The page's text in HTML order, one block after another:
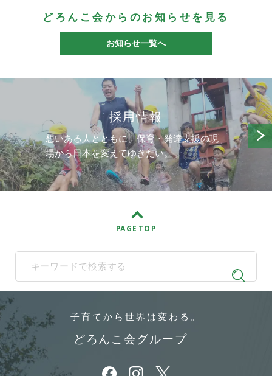
どろんこ会からのお知らせを見る
お知らせ一覧へ
採用情報
想いある人とともに、保育・発達支援の現
場から日本を変えてゆきたい。
PAGE TOP
When autocomplete results are available use up and down
子育てから 世界は変わる。
どろんこ会グループ
別ウィンドウで開きます
別ウィンドウで開きます
別ウィンドウで開きます